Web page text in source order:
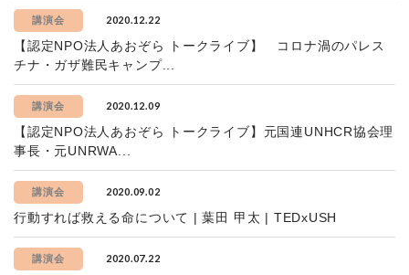
講演会 2020.12.22
【認定NPO法人あおぞら トークライブ】 コロナ渦のパレス
チナ・ガザ難民キャンプ...
講演会 2020.12.09
【認定NPO法人あおぞら トークライブ】元国連UNHCR協会理
事長・元UNRWA...
講演会 2020.09.02
行動すれば救える命について | 葉田 甲太 | TEDxUSH
講演会 2020.07.22